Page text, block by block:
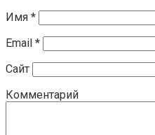
Имя *
Email *
Сайт
Комментарий